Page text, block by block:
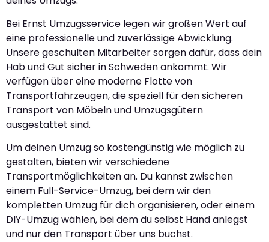
Bei Ernst Umzugsservice legen wir großen Wert auf
eine professionelle und zuverlässige Abwicklung.
Unsere geschulten Mitarbeiter sorgen dafür, dass dein
Hab und Gut sicher in Schweden ankommt. Wir
verfügen über eine moderne Flotte von
Transportfahrzeugen, die speziell für den sicheren
Transport von Möbeln und Umzugsgütern
ausgestattet sind.
Um deinen Umzug so kostengünstig wie möglich zu
gestalten, bieten wir verschiedene
Transportmöglichkeiten an. Du kannst zwischen
einem Full-Service-Umzug, bei dem wir den
kompletten Umzug für dich organisieren, oder einem
DIY-Umzug wählen, bei dem du selbst Hand anlegst
und nur den Transport über uns buchst.